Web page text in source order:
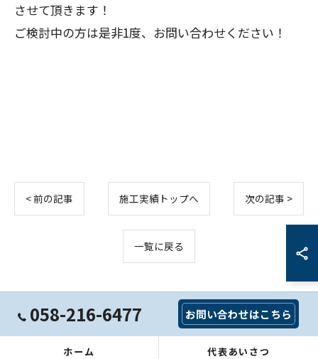
させて頂きます！
ご検討中の方は是非1度、お問い合わせください！
< 前の記事 施工実績トップへ 次の記事 >
一覧に戻る
058-216-6477 お問い合わせはこちら
ホーム 代表あいさつ